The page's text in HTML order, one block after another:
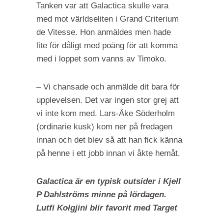
Tanken var att Galactica skulle vara
med mot världseliten i Grand Criterium
de Vitesse. Hon anmäldes men hade
lite för dåligt med poäng för att komma
med i loppet som vanns av Timoko.
– Vi chansade och anmälde dit bara för
upplevelsen. Det var ingen stor grej att
vi inte kom med. Lars-Åke Söderholm
(ordinarie kusk) kom ner på fredagen
innan och det blev så att han fick känna
på henne i ett jobb innan vi åkte hemåt.
Galactica är en typisk outsider i Kjell
P Dahlströms minne på lördagen.
Lutfi Kolgjini blir favorit med Target